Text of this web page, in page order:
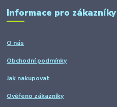
Informace pro zákazníky
O nás
Obchodní podmínky
Jak nakupovat
Ověřeno zákazníky